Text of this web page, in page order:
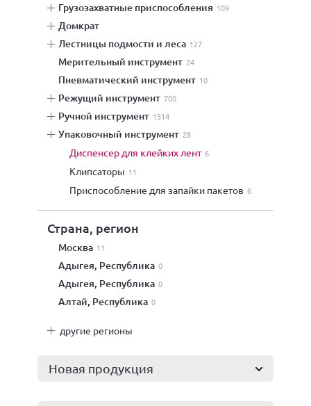
грузозахватные приспособления 109
домкрат
лестницы подмости и леса 127
мерительный инструмент 24
пневматический инструмент 10
режущий инструмент 700
ручной инструмент 1514
упаковочный инструмент 28
диспенсер для клейких лент 6
клипсаторы 11
приспособление для запайки пакетов 6
Страна, регион
Москва 11
Адыгея, Республика 0
Адыгея, Республика 0
Алтай, Республика 0
другие регионы
Новая продукция